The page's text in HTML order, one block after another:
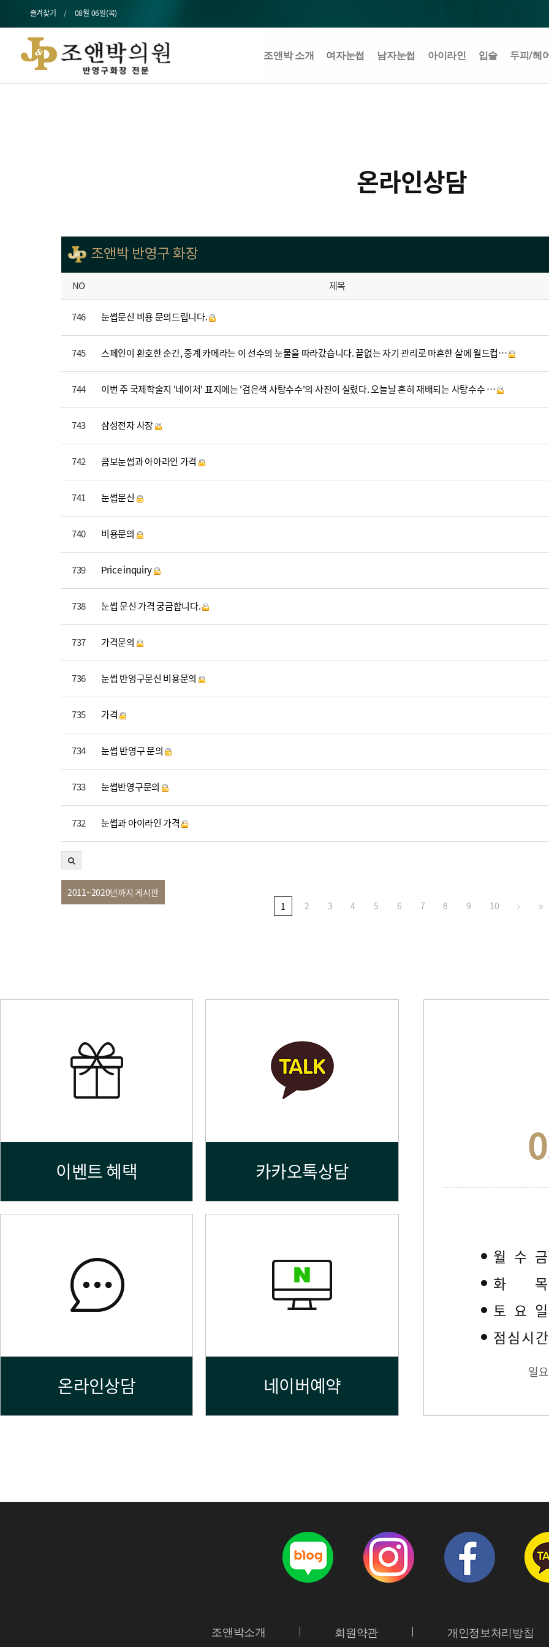
즐겨찾기 08월 06일(목)
조앤박 소개 여자눈썹 남자눈썹 아이라인 입술 두피/헤
온라인상담
NO 제목
746 눈썹문신 비용 문의드립니다.
745 스페인이 환호한 순간, 중계 카메라는 이 선수의 눈물을 따라갔습니다. 끝없는 자기 관리로 마흔한 살에 월드컵…
744 이번 주 국제학술지 '네이처' 표지에는 '검은색 사탕수수'의 사진이 실렸다. 오늘날 흔히 재배되는 사탕수수 …
743 삼성전자 사장
742 콤보눈썹과 아아라인 가격
741 눈썹문신
740 비용문의
739 Price inquiry
738 눈썹 문신 가격 궁금합니다.
737 가격문의
736 눈썹 반영구문신 비용문의
735 가격
734 눈썹 반영구 문의
733 눈썹반영구문의
732 눈썹과 아이라인 가격
2011~2020년까지 게시판
1
2 3 4 5 6 7 8 9 10
이벤트 혜택 카카오톡상담
온라인상담 네이버예약
월수
화
토요
점심시간
일
조앤박소개 회원약관 개인정보처리방침